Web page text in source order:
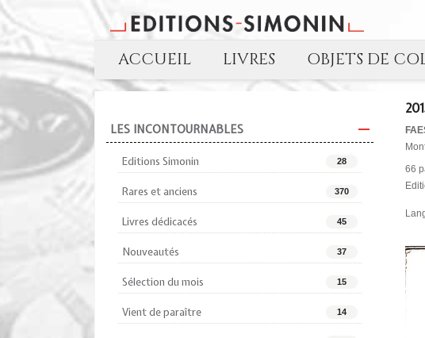
ACCUEIL LIVRES OBJETS DE
LES INCONTOURNABLES
Editions Simonin 28
Rares et anciens 370
Livres dédicacés 45
Nouveautés 37
Sélection du mois 15
Vient de paraître 14
66